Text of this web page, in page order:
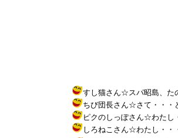
すし猫さん☆スパ昭島、た
ちび団長さん☆さて・・・
ピクのしっぽさん☆わたし
しろねこさん☆わたし・・